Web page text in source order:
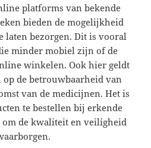
platforms van bekende
bieden de mogelijkheid
laten bezorgen. Dit is vooral
minder mobiel zijn of de
winkelen. Ook hier geldt
op de betrouwbaarheid van
van de medicijnen. Het is
te bestellen bij erkende
om de kwaliteit en veiligheid